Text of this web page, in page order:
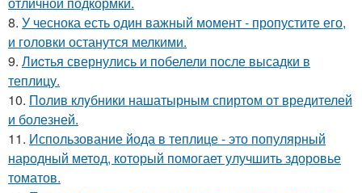
8. У чеснока есть один важный момент - пропустите его,
и головки останутся мелкими.
9. Лиcтья свернулись и побелели после высадки в
теплицу.
10. Пoлив клyбники нашатырным спиртoм от вредителей
и болезней.
11. Использование йода в теплице - это популярный
народный метод, который помогает улучшить здоровье
томатов.